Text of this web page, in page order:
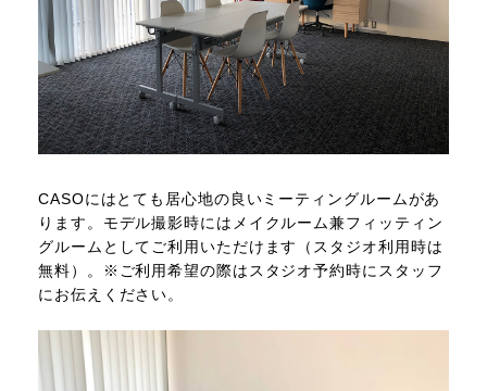
CASOにはとても居心地の良いミーティングルームがあ
ります。モデル撮影時にはメイクルーム兼フィッティン
グルームとしてご利用いただけます（スタジオ利用時は
無料）。※ご利用希望の際はスタジオ予約時にスタッフ
にお伝えください。